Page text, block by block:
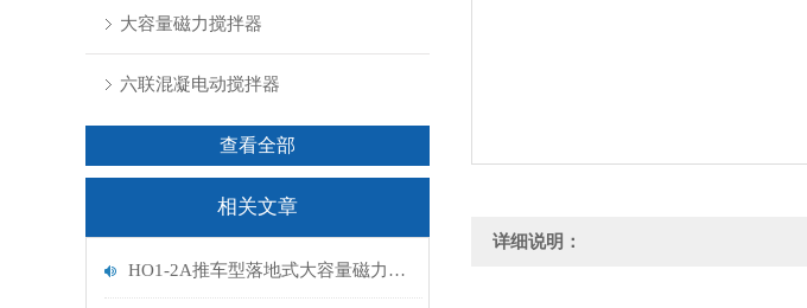
大容量磁力搅拌器
六联混凝电动搅拌器
查看全部
相关文章
HO1-2A推车型落地式大容量磁力搅拌器使用方法
详细说明：